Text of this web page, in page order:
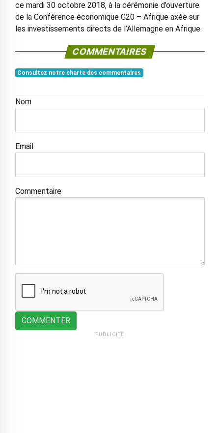
ce mardi 30 octobre 2018, à la cérémonie d’ouverture
de la Conférence économique G20 – Afrique axée sur
les investissements directs de l’Allemagne en Afrique.
COMMENTAIRES
Consultez notre charte des commentaires
Nom
Email
Commentaire
COMMENTER
PUBLICITÉ